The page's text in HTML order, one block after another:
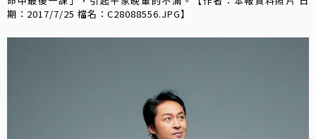
期：2017/7/25 檔名：C28088556.JPG】